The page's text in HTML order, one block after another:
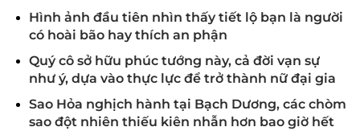
Hình ảnh đầu tiên nhìn thấy tiết lộ bạn là người
có hoài bão hay thích an phận
Quý cô sở hữu phúc tướng này, cả đời vạn sự
như ý, dựa vào thực lực để trở thành nữ đại gia
Sao Hỏa nghịch hành tại Bạch Dương, các chòm
sao đột nhiên thiếu kiên nhẫn hơn bao giờ hết